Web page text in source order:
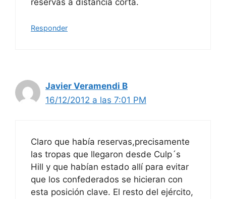
reservas a distancia corta.
Responder
Javier Veramendi B
16/12/2012 a las 7:01 PM
Claro que había reservas,precisamente
las tropas que llegaron desde Culp´s
Hill y que habían estado allí para evitar
que los confederados se hicieran con
esta posición clave. El resto del ejército,